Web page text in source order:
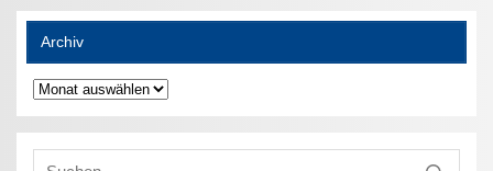
Archiv
Archiv